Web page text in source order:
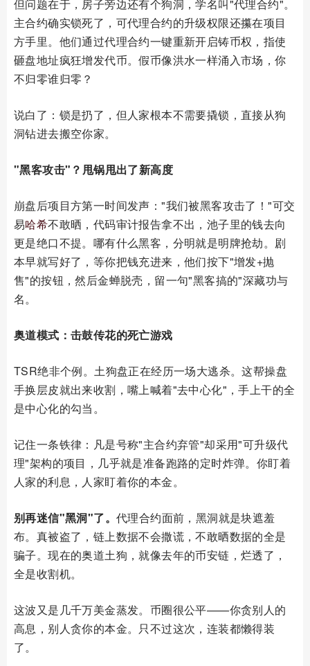
但问题在于，房子旁边还有个狗洞，学名叫"代理合约"。
主合约确实锁死了，可代理合约的升级权限还攥在项目
方手里。他们通过代理合约一键重新开启铸币权，指使
砸盘地址疯狂增发代币。假币像洪水一样涌入市场，你
不归零谁归零？
说白了：锁是扔了，但人家根本不需要撬锁，直接从狗
洞钻进去搬空你家。
"黑客攻击"？甩锅甩出了新高度
崩盘后项目方第一时间发声："我们被黑客攻击了！"可交
易哈希不敢晒，代码审计报告拿不出，池子里的钱去向
更是绝口不提。哪有什么黑客，分明就是明牌抢劫。剧
本早就写好了，等你把钱充进来，他们按下"增发+抛
售"的按钮，然后金蝉脱壳，留一句"黑客搞的"深藏功与
名。
奥道模式：击鼓传花的死亡游戏
TSR绝非个例。土狗盘正在经历一场大逃杀。这帮操盘
手换层皮就出来收割，嘴上喊着"去中心化"，手上干的全
是中心化的勾当。
记住一条铁律：凡是号称"主合约弃管"却采用"可升级代
理"架构的项目，几乎就是准备跑路的定时炸弹。你盯着
人家的利息，人家盯着你的本金。
别再迷信"黑洞"了。 代理合约面前，黑洞就是块遮羞
布。真被盗了，链上数据不会撒谎，不敢晒数据的全是
骗子。现在的奥道土狗，就像去年的币安链，烂透了，
全是收割机。
这波又是几千万美金蒸发。币圈很公平——你贪别人的
高息，别人贪你的本金。只不过这次，连装都懒得装
了。